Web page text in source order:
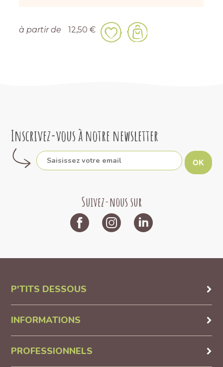
à partir de 12,50 €
Inscrivez-vous à notre newsletter
OK
Suivez-nous sur
P'TITS DESSOUS
INFORMATIONS
PROFESSIONNELS